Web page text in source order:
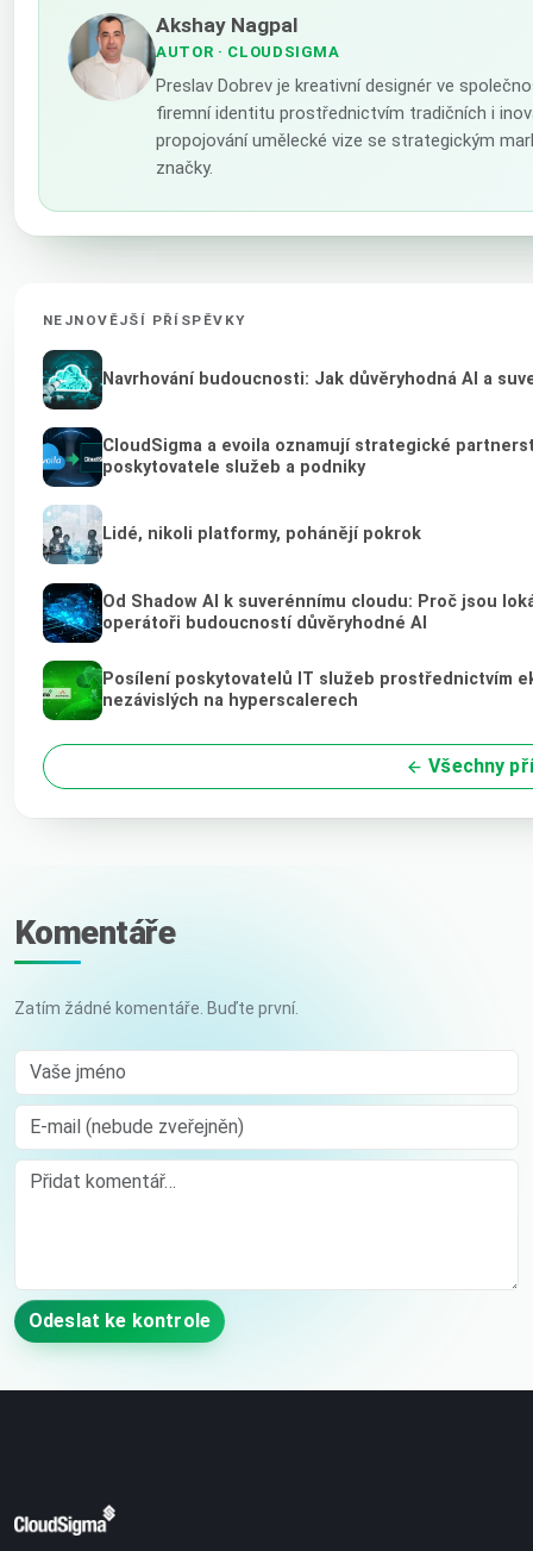
Akshay Nagpal
AUTOR · CLOUDSIGMA
Preslav Dobrev je kreativní designér ve
firemní identitu prostřednictvím tradičních i
propojování umělecké vize se strategickým
značky.
NEJNOVĚJŠÍ PŘÍSPĚVKY
Navrhování budoucnosti: Jak důvěryhodná AI a
CloudSigma a evoila oznamují strategické
poskytovatele služeb a podniky
Lidé, nikoli platformy, pohánějí pokrok
Od Shadow AI k suverénnímu cloudu: Proč jsou
operátoři budoucností důvěryhodné AI
Posílení poskytovatelů IT služeb prostřednictvím
nezávislých na hyperscalerech
Všechny
Komentáře
Zatím žádné komentáře. Buďte první.
Vaše jméno
E-mail (nebude zveřejněn)
Comment
Odeslat ke kontrole